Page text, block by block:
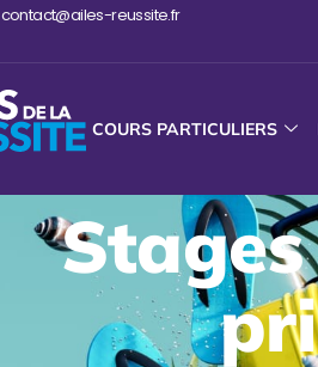
contact@ailes-reussite.fr
COURS PARTICULIERS
Stages